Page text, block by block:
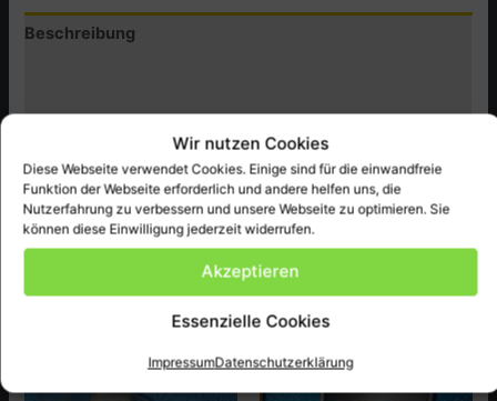
Wir nutzen Cookies
Diese Webseite verwendet Cookies. Einige sind für die einwandfreie
Funktion der Webseite erforderlich und andere helfen uns, die
Nutzerfahrung zu verbessern und unsere Webseite zu optimieren. Sie
können diese Einwilligung jederzeit widerrufen.
Akzeptieren
Essenzielle Cookies
ImpressumDatenschutzerklärung
ect.
Menge
Beschreibung
Produktsicherheit (GPSR)
Honda Original Ersatzteil NEU passend bei CBXA ect.